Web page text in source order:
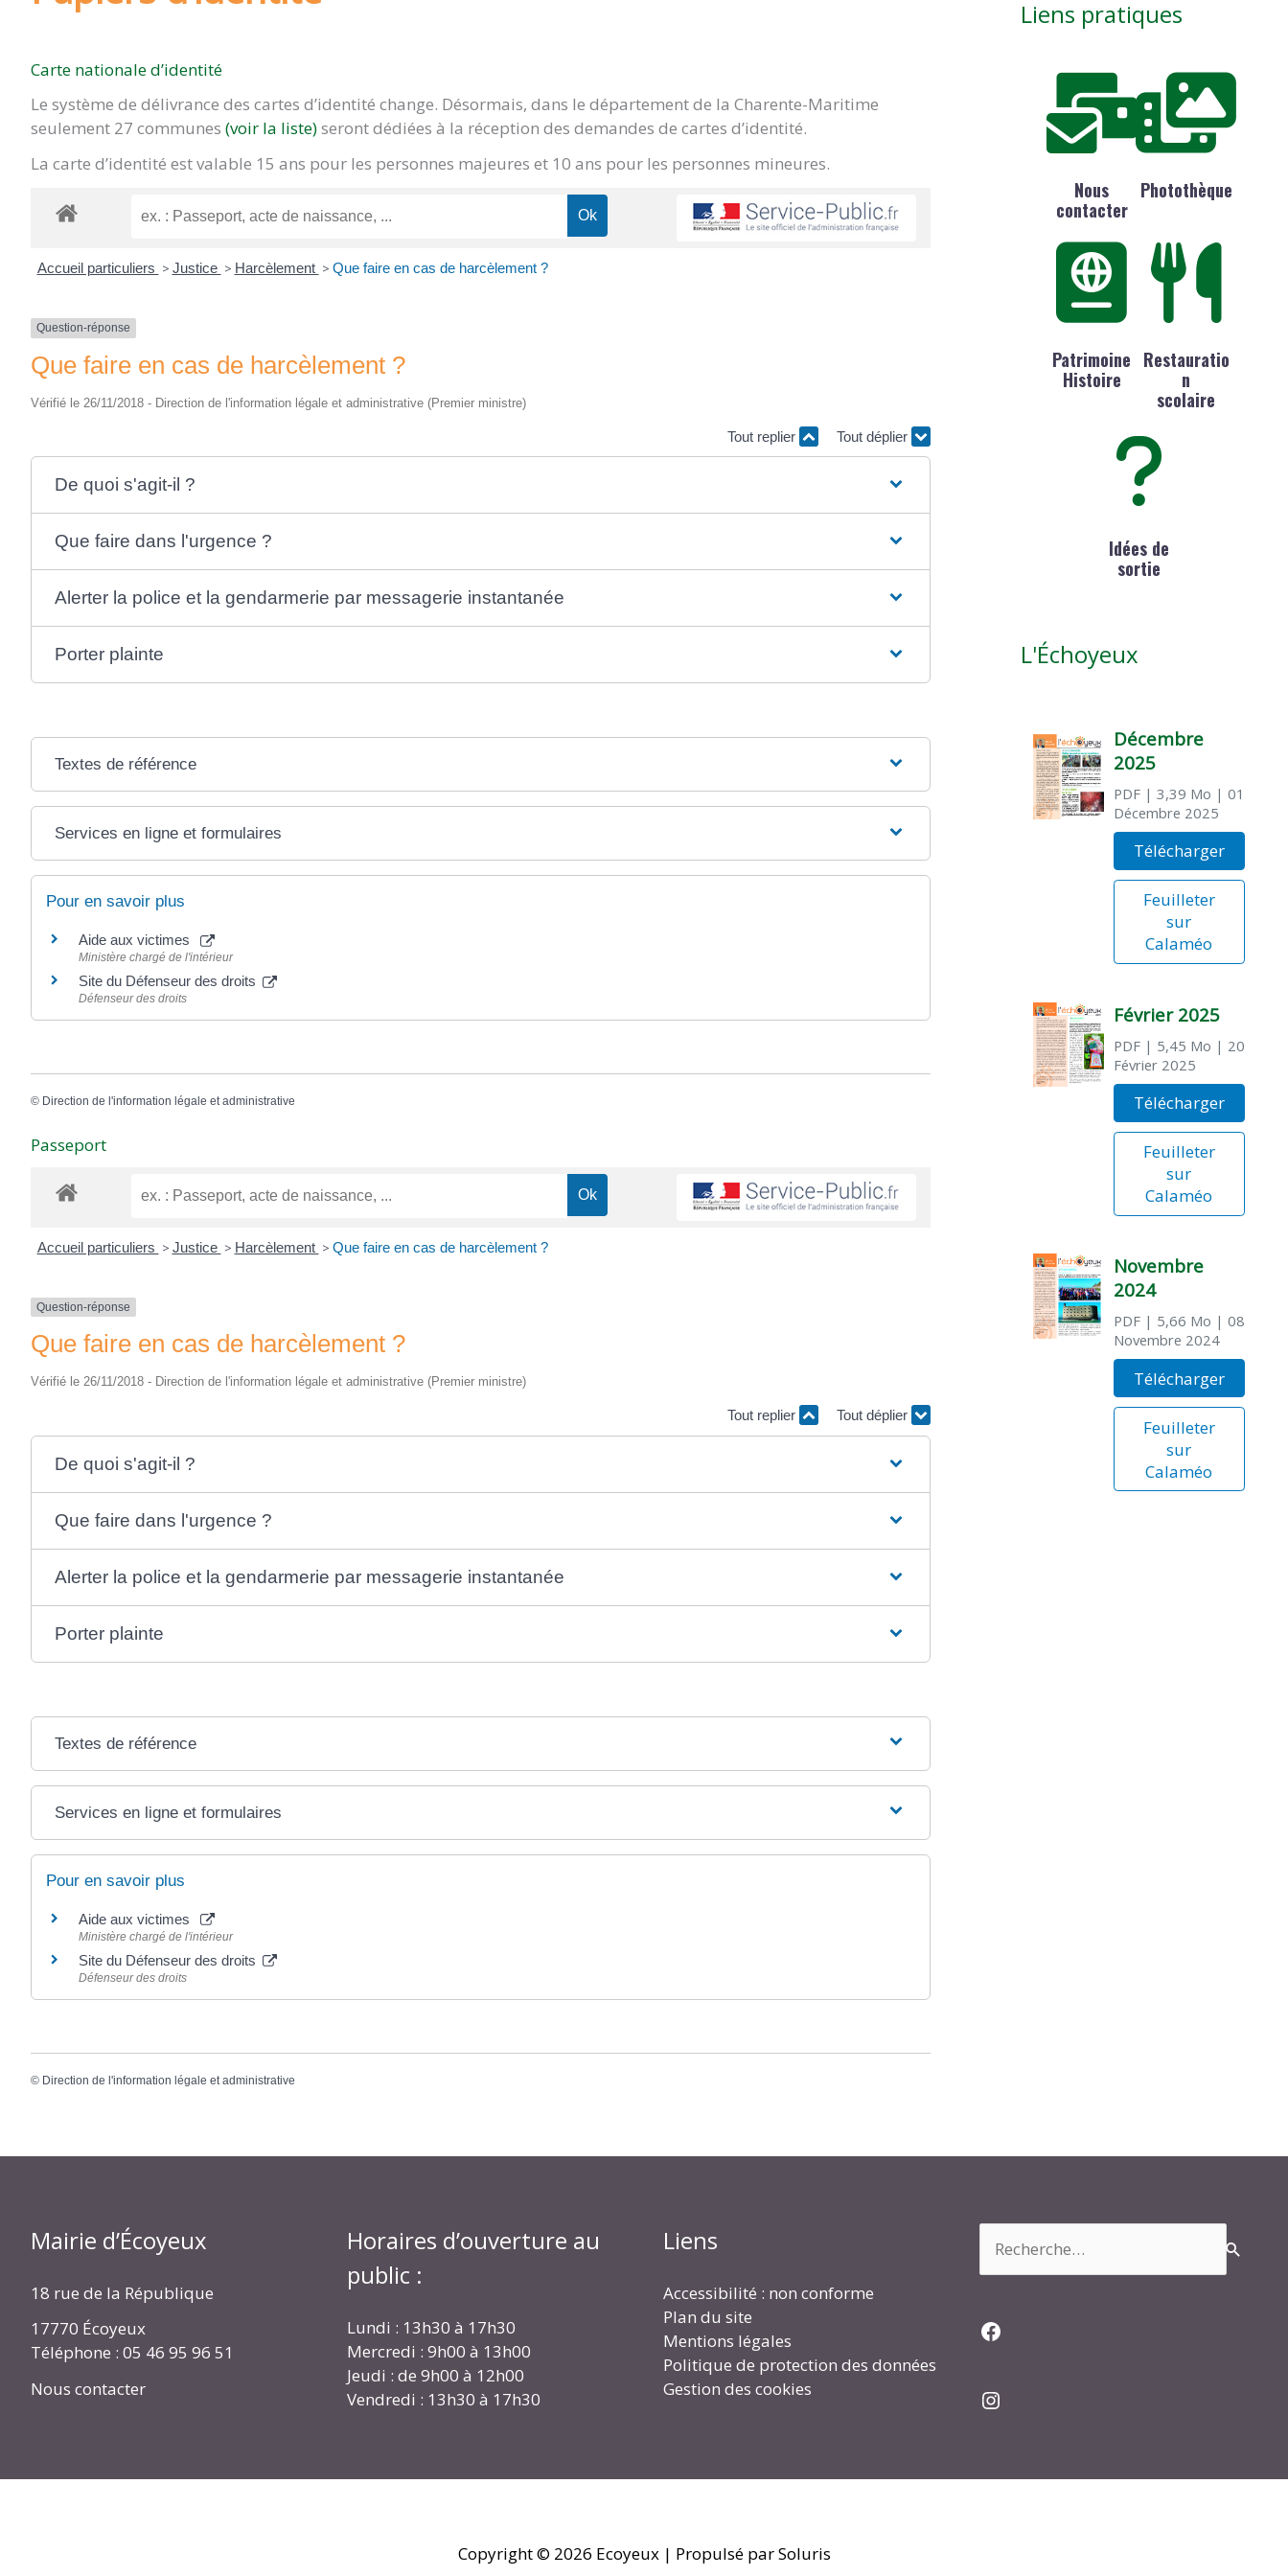
Carte nationale d’identité
Le système de délivrance des cartes d’identité change. Désormais, dans le département de la Charente-Maritime
seulement 27 communes (voir la liste)seront dédiées à la réception des demandes de cartes d’identité.
La carte d’identité est valable 15 ans pour les personnes majeures et 10 ans pour les personnes mineures.
Accueil particuliers > Justice > Harcèlement > Que faire en cas de harcèlement ?
Question-réponse
Que faire en cas de harcèlement ?
Vérifié le 26/11/2018 - Direction de l'information légale et administrative (Premier ministre)
Tout replier Tout déplier
De quoi s'agit-il ?
Que faire dans l'urgence ?
Alerter la police et la gendarmerie par messagerie instantanée
Porter plainte
Textes de référence
Services en ligne et formulaires
Pour en savoir plus
Aide aux victimes
Ministère chargé de l'intérieur
Site du Défenseur des droits
Défenseur des droits
© Direction de l'information légale et administrative
Passeport
Accueil particuliers > Justice > Harcèlement > Que faire en cas de harcèlement ?
Question-réponse
Que faire en cas de harcèlement ?
Vérifié le 26/11/2018 - Direction de l'information légale et administrative (Premier ministre)
Tout replier Tout déplier
De quoi s'agit-il ?
Que faire dans l'urgence ?
Alerter la police et la gendarmerie par messagerie instantanée
Porter plainte
Textes de référence
Services en ligne et formulaires
Pour en savoir plus
Aide aux victimes
Ministère chargé de l'intérieur
Site du Défenseur des droits
Défenseur des droits
© Direction de l'information légale et administrative
Liens pratiques
Nous
contacter
Photothèque
Patrimoine
Histoire
Restauratio
n
scolaire
Idées de
sortie
L'Échoyeux
Décembre
2025
PDF| 3,39 Mo | 01
Décembre 2025
Télécharger
Feuilleter
sur
Calaméo
Février 2025
PDF| 5,45 Mo | 20
Février 2025
Télécharger
Feuilleter
sur
Calaméo
Novembre
2024
PDF| 5,66 Mo | 08
Novembre 2024
Télécharger
Feuilleter
sur
Calaméo
Mairie d’Écoyeux
18 rue de la République
17770 Écoyeux
Téléphone : 05 46 95 96 51
Nous contacter
Horaires d’ouverture au
public :
Lundi : 13h30 à 17h30
Mercredi : 9h00 à 13h00
Jeudi : de 9h00 à 12h00
Vendredi : 13h30 à 17h30
Liens
Accessibilité : non conforme
Plan du site
Mentions légales
Politique de protection des données
Gestion des cookies
Facebook
Instagram
Copyright © 2026 Ecoyeux| Propulsé par Soluris